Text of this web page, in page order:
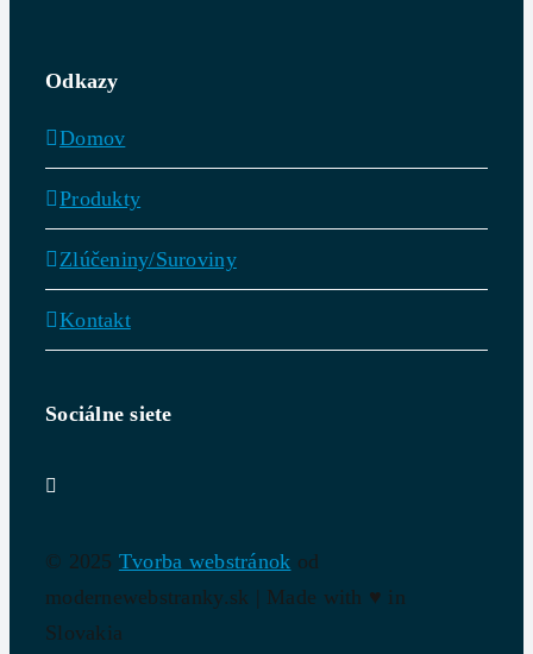
Odkazy
Domov
Produkty
Zlúčeniny/Suroviny
Kontakt
Sociálne siete
© 2025 Tvorba webstránok od
modernewebstranky.sk | Made with ♥ in
Slovakia